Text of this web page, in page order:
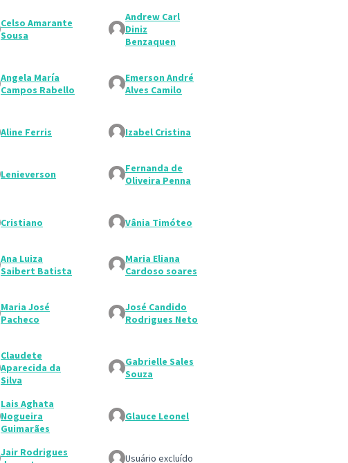
Celso Amarante
Sousa
Andrew Carl
Diniz
Benzaquen
Angela María
Campos Rabello
Emerson André
Alves Camilo
Aline Ferris Izabel Cristina
Lenieverson
Fernanda de
Oliveira Penna
Cristiano Vânia Timóteo
Ana Luiza
Saibert Batista
Maria Eliana
Cardoso soares
Maria José
Pacheco
José Candido
Rodrigues Neto
Claudete
Aparecida da
Silva
Gabrielle Sales
Souza
Lais Aghata
Nogueira
Guimarães
Glauce Leonel
Jair Rodrigues
Usuário excluído